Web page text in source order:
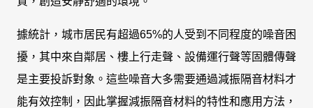
據統計，城市居民有超過65%的人受到不同程度的噪音困
擾，其中來自鄰居、樓上行走聲、設備運行聲等固體傳聲
是主要投訴對象。這些噪音大多需要通過減振隔音材料才
能有效控制，因此掌握減振隔音材料的特性和應用方法，